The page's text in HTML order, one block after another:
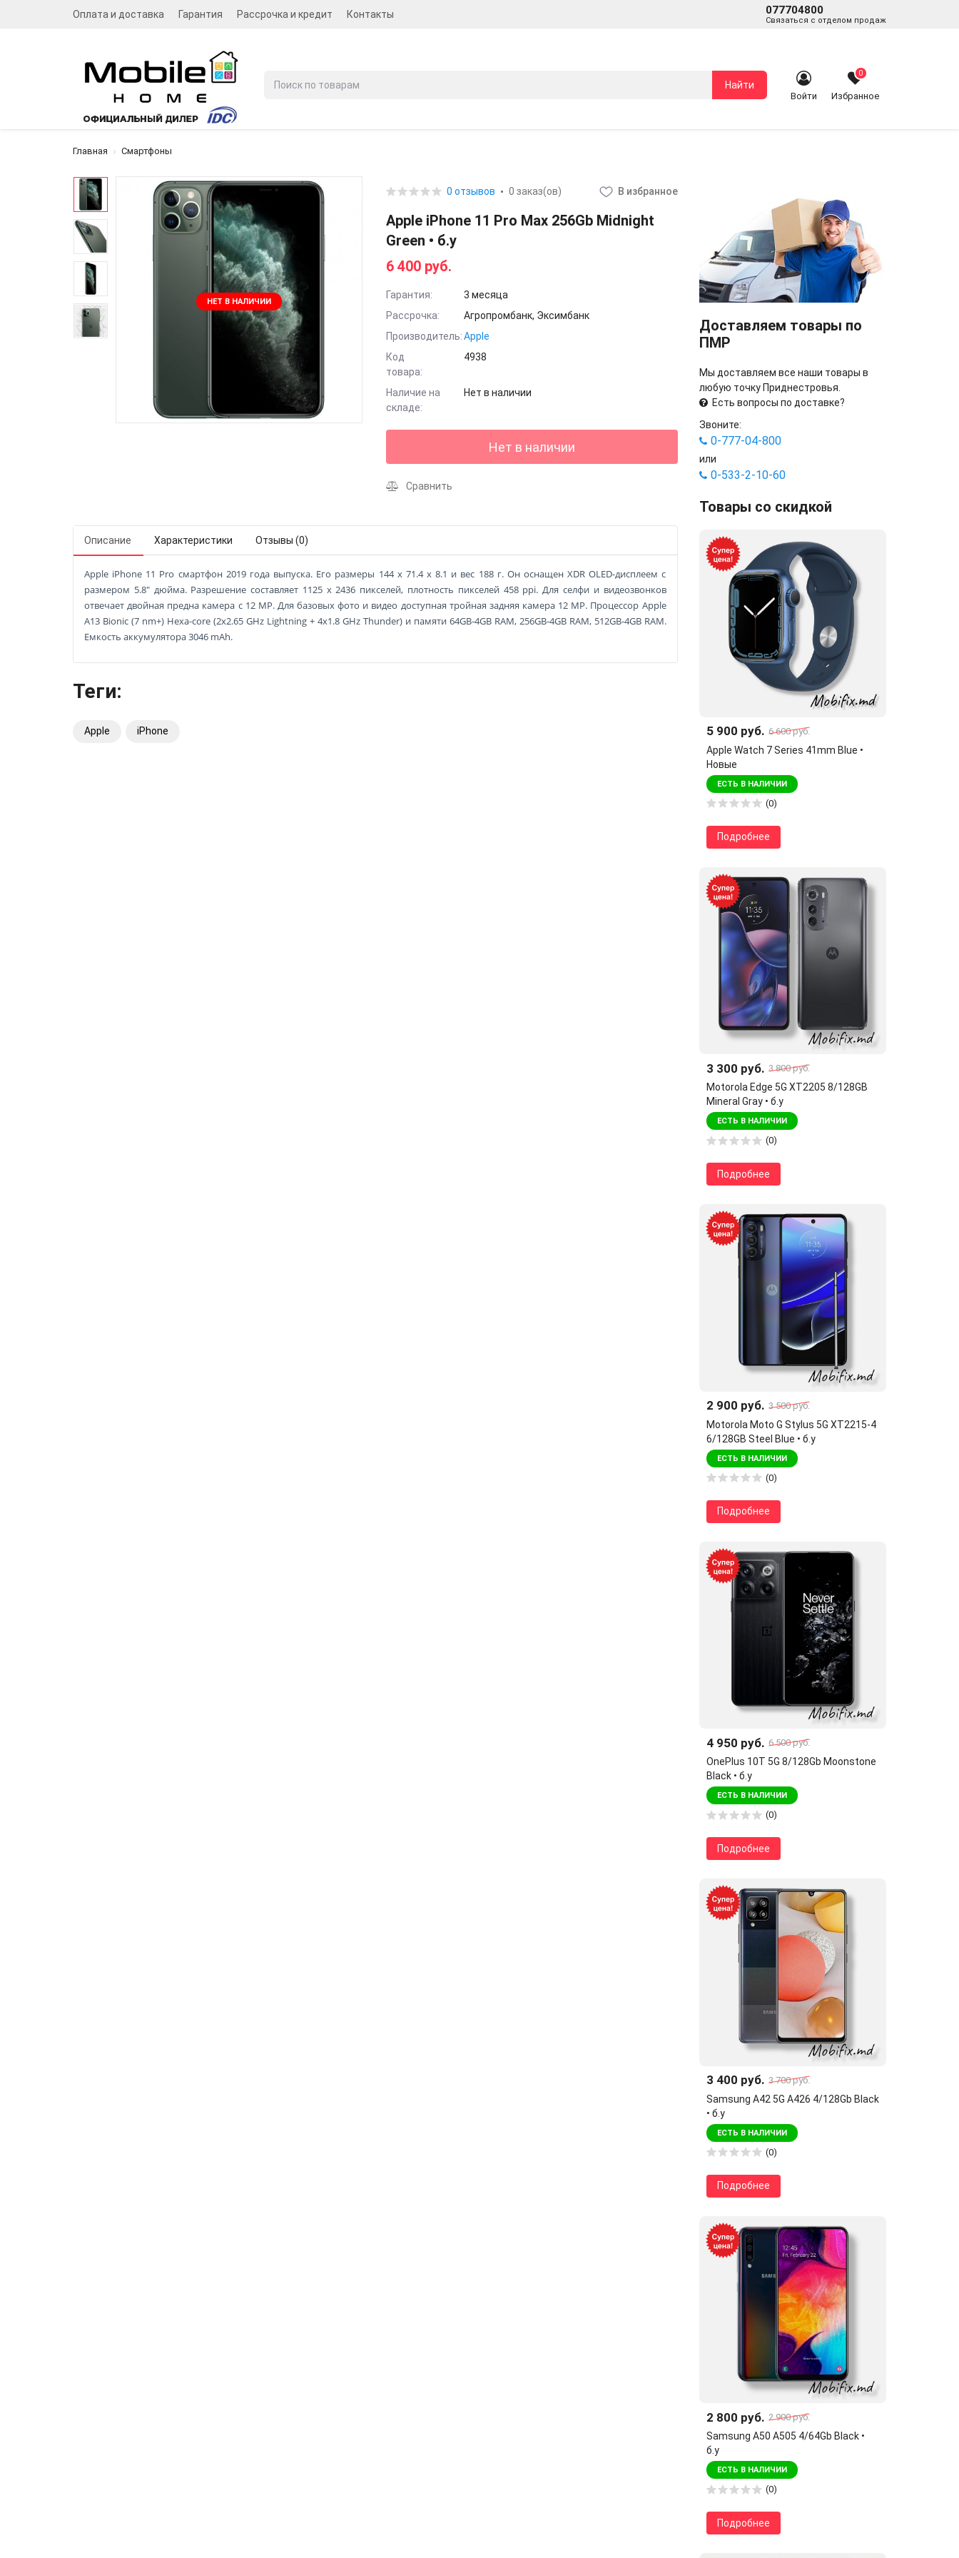
Оплата и доставка Гарантия Рассрочка и кредит Контакты 077704800
Связаться с отделом продаж
Найти
Войти
0
Избранное
Главная Смартфоны
НЕТ В НАЛИЧИИ
0 отзывов 0 заказ(ов) В избранное
Apple iPhone 11 Pro Max 256Gb Midnight
Green • б.у
6 400 руб.
Гарантия:
3 месяца
Рассрочка:
Агропромбанк, Эксимбанк
Производитель: Apple
Код
товара:
4938
Наличие на
складе:
Нет в наличии
Нет в наличии
Сравнить
Описание Характеристики Отзывы (0)
Apple iPhone 11 Pro смартфон 2019 года выпуска. Его размеры 144 x 71.4 x 8.1 и вес 188 г. Он оснащен XDR OLED-дисплеем с
размером 5.8" дюйма. Разрешение составляет 1125 x 2436 пикселей, плотность пикселей 458 ppi. Для селфи и видеозвонков
отвечает двойная предна камера с 12 MP. Для базовых фото и видео доступная тройная задняя камера 12 MP. Процессор Apple
A13 Bionic (7 nm+)Hexa-core (2x2.65 GHz Lightning + 4x1.8 GHz Thunder) и памяти 64GB-4GB RAM, 256GB-4GB RAM, 512GB-4GB RAM.
Емкость аккумулятора 3046 mAh.
Теги:
Apple iPhone
Доставляем товары по
ПМР
Мы доставляем все наши товары в
любую точку Приднестровья.
Есть вопросы по доставке?
Звоните:
0-777-04-800
или
0-533-2-10-60
Товары со скидкой
5 900 руб. 6 600 руб.
Apple Watch 7 Series 41mm Blue •
Новые
ЕСТЬ В НАЛИЧИИ
(0)
Подробнее
3 300 руб. 3 800 руб.
Motorola Edge 5G XT2205 8/128GB
Mineral Gray • б.у
ЕСТЬ В НАЛИЧИИ
(0)
Подробнее
2 900 руб. 3 500 руб.
Motorola Moto G Stylus 5G XT2215-4
6/128GB Steel Blue • б.у
ЕСТЬ В НАЛИЧИИ
(0)
Подробнее
4 950 руб. 6 500 руб.
OnePlus 10T 5G 8/128Gb Moonstone
Black • б.у
ЕСТЬ В НАЛИЧИИ
(0)
Подробнее
3 400 руб. 3 700 руб.
Samsung A42 5G A426 4/128Gb Black
• б.у
ЕСТЬ В НАЛИЧИИ
(0)
Подробнее
2 800 руб. 2 900 руб.
Samsung A50 A505 4/64Gb Black •
б.у
ЕСТЬ В НАЛИЧИИ
(0)
Подробнее